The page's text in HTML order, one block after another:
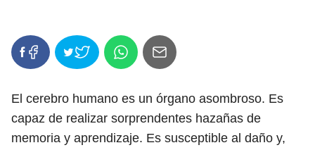
El cerebro humano es un órgano asombroso. Es
capaz de realizar sorprendentes hazañas de
memoria y aprendizaje. Es susceptible al daño y,